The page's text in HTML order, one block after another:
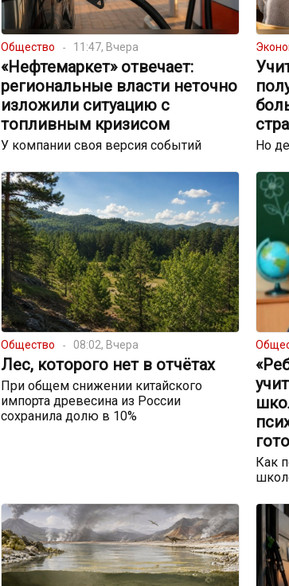
Общество 11:47, Вчера
«Нефтемаркет» отвечает:
региональные власти неточно
изложили ситуацию с
топливным кризисом
У компании своя версия событий Но
Общество 08:02, Вчера
Лес, которого нет в отчётах
При общем снижении китайского
импорта древесина из России
сохранила долю в 10%
Как